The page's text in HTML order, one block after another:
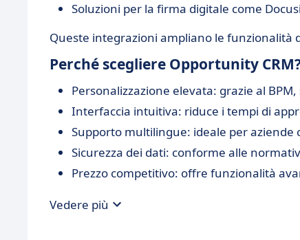
Soluzioni per la firma digitale come
Queste integrazioni ampliano le funzionalità
Perché scegliere Opportunity
Personalizzazione elevata: grazie al
Interfaccia intuitiva: riduce i tempi di
Supporto multilingue: ideale per aziende
Sicurezza dei dati: conforme alle
Prezzo competitivo: offre funzionalità
Vedere più